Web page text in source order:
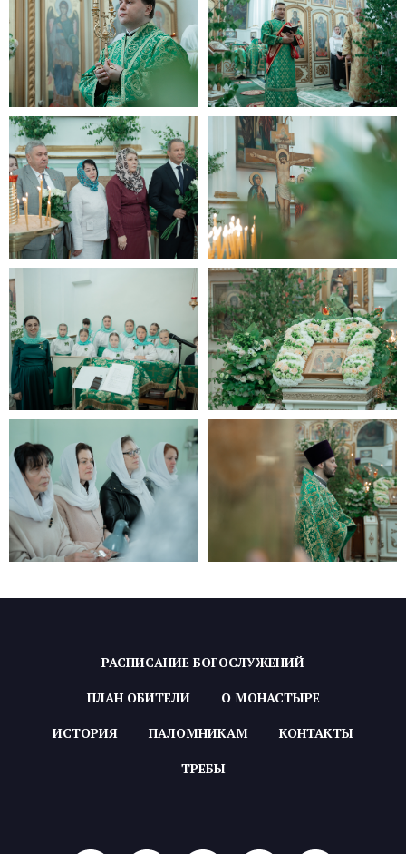
РАСПИСАНИЕ БОГОСЛУЖЕНИЙ
ПЛАН ОБИТЕЛИ О МОНАСТЫРЕ
ИСТОРИЯ ПАЛОМНИКАМ КОНТАКТЫ
ТРЕБЫ